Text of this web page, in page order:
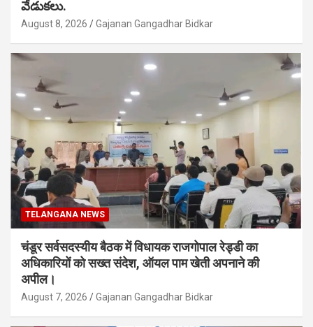
వేడుకలు.
August 8, 2026 Gajanan Gangadhar Bidkar
TELANGANA NEWS
चंडूर सर्वसदस्यीय बैठक में विधायक राजगोपाल रेड्डी का
अधिकारियों को सख्त संदेश, ऑयल पाम खेती अपनाने की
अपील।
August 7, 2026 Gajanan Gangadhar Bidkar